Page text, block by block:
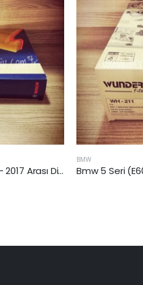
Bmw 5 Seri (E60) 2005 – 2010 Arası 5.20 Dizel Hava Filtresi